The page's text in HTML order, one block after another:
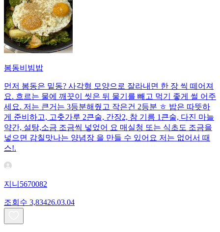
봄동비빔밥
먼저 봄동은 밑동? 사각형 모양으로 잘라내면 한 장 씩 떼어져
요. 흐르는 물에 깨끗이 씻은 뒤 물기를 빼고 먹기 좋게 썰 어주
세요. 저는 큰거는 3등분해줬고 작은건 2등분 ㅎ 밥은 따뜻하
게 준비하고, 고춧가루 2큰술, 간장2, 참 기름 1큰술, 다진 마늘
약간, 설탕,소금 조금씩 넣었어 요 매실청 또는 식초도 조금을
넣으면 감칠맛나는 양념장 을 만들 수 있어요 저는 없어서 때
스!.
지니5670082
조회수 3,83426.03.04